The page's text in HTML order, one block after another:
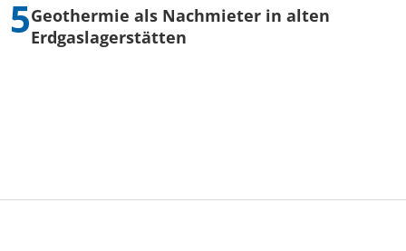
Geothermie als Nachmieter in alten
Erdgaslagerstätten